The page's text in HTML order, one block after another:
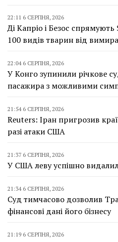
22:11 6 СЕРПНЯ, 2026
Ді Капріо і Безос
100 видів тварин від
22:04 6 СЕРПНЯ, 2026
У Конго зупинили річкове
пасажира з можливими
21:54 6 СЕРПНЯ, 2026
Reuters: Іран пригрозив
разі атаки США
21:37 6 СЕРПНЯ, 2026
У США леву успішно
21:34 6 СЕРПНЯ, 2026
Суд тимчасово дозволив
фінансові дані його бізнесу
21:19 6 СЕРПНЯ, 2026